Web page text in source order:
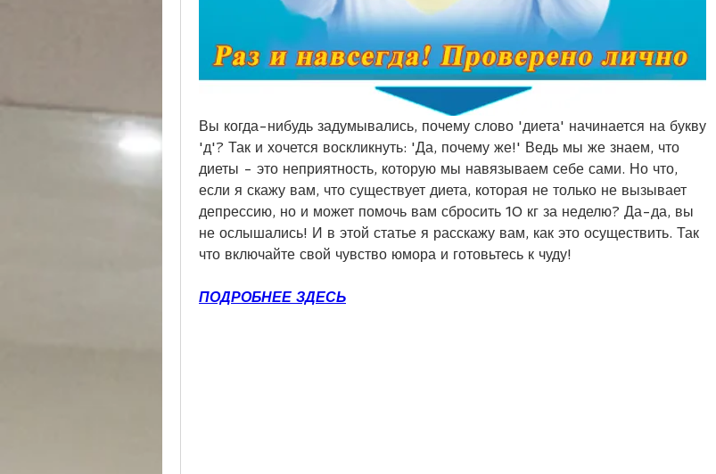
Вы когда-нибудь задумывались, почему слово 'диета' начинается на букву
'д'? Так и хочется воскликнуть: 'Да, почему же!' Ведь мы же знаем, что
диеты - это неприятность, которую мы навязываем себе сами. Но что,
если я скажу вам, что существует диета, которая не только не вызывает
депрессию, но и может помочь вам сбросить 10 кг за неделю? Да-да, вы
не ослышались! И в этой статье я расскажу вам, как это осуществить. Так
что включайте свой чувство юмора и готовьтесь к чуду!
ПОДРОБНЕЕ ЗДЕСЬ